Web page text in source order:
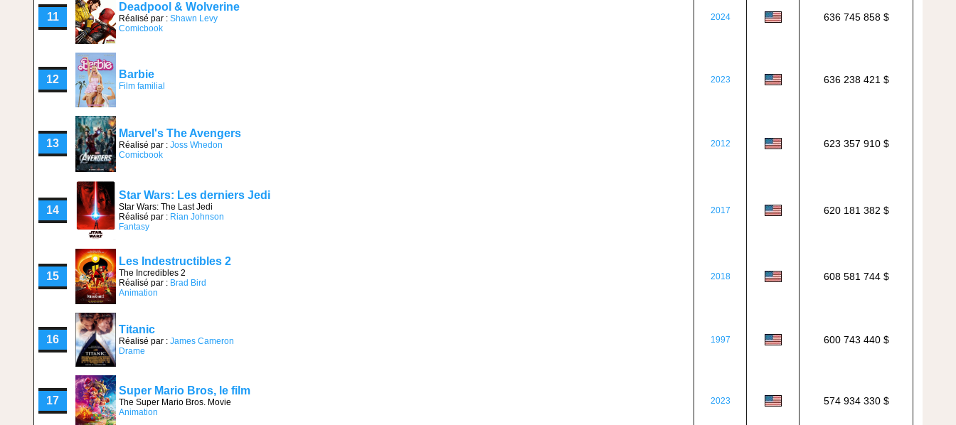
11
Deadpool & Wolverine
Réalisé par : Shawn Levy
Comicbook
2024 636 745 858 $
12 Barbie
Film familial
2023 636 238 421 $
13
Marvel's The Avengers
Réalisé par : Joss Whedon
Comicbook
2012 623 357 910 $
14
Star Wars: Les derniers Jedi
Star Wars: The Last Jedi
Réalisé par : Rian Johnson
Fantasy
2017 620 181 382 $
15
Les Indestructibles 2
The Incredibles 2
Réalisé par : Brad Bird
Animation
2018 608 581 744 $
16
Titanic
Réalisé par : James Cameron
Drame
1997 600 743 440 $
17
Super Mario Bros, le film
The Super Mario Bros. Movie
Animation
2023 574 934 330 $